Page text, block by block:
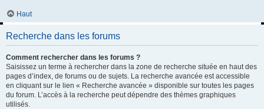
Haut
Recherche dans les forums
Comment rechercher dans les forums ?
Saisissez un terme à rechercher dans la zone de recherche située en haut des
pages d’index, de forums ou de sujets. La recherche avancée est accessible
en cliquant sur le lien « Recherche avancée » disponible sur toutes les pages
du forum. L’accès à la recherche peut dépendre des thèmes graphiques
utilisés.